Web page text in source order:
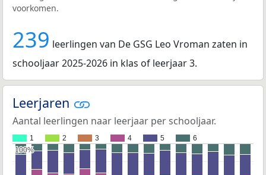
voorkomen.
239 leerlingen van De GSG Leo Vroman zaten in
schooljaar 2025-2026 in klas of leerjaar 3.
Leerjaren
Aantal leerlingen naar leerjaar per schooljaar.
1 2 3 4 5 6
100%
100%